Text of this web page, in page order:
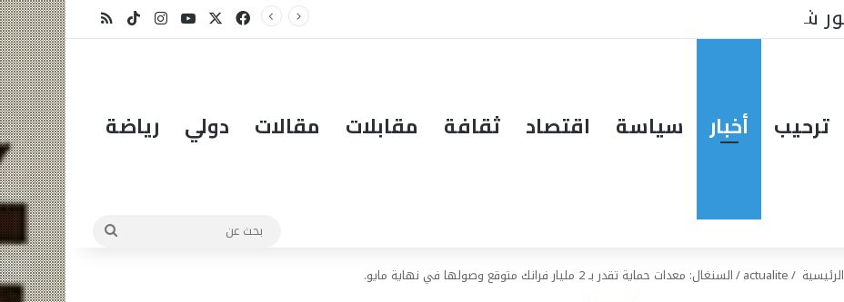
فيسبوكيوتيوبانستقرام
‫TikTokملخص الموقع RSS
ترحيب أخبار سياسة اقتصاد ثقافة مقابلات مقالات دولي رياضة
بحث
الرئيسية /
actualite
/السنغال: معدات حماية تقدر بـ 2 مليار فرانك متوقع وصولها في نهاية مايو.